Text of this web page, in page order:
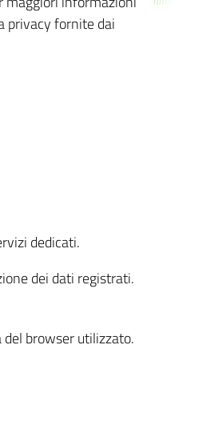
privacy fornite dai
dedicati.
dei dati registrati.
browser utilizzato.